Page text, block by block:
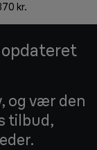
kr.
og vær den
tilbud,